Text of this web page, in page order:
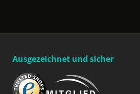
Ausgezeichnet und sicher